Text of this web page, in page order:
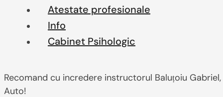
Atestate profesionale
Info
Cabinet Psihologic
Recomand cu incredere instructorul Baluțoiu
Auto!